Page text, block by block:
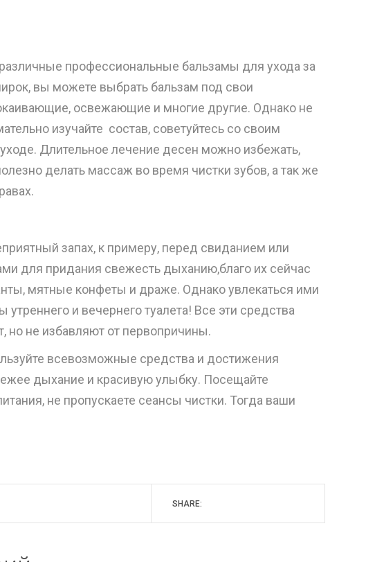
профессиональные бальзамы для ухода за
вы можете выбрать бальзам под свои
освежающие и многие другие. Однако не
изучайте состав, советуйтесь со своим
Длительное лечение десен можно избежать,
делать массаж во время чистки зубов, а так же
запах, к примеру, перед свиданием или
для придания свежесть дыханию,благо их сейчас
мятные конфеты и драже. Однако увлекаться ими
и вечернего туалета! Все эти средства
но не избавляют от первопричины.
всевозможные средства и достижения
дыхание и красивую улыбку. Посещайте
не пропускаете сеансы чистки. Тогда ваши
SHARE: